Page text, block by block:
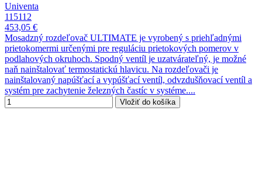
Univenta
115112
453,05 €
Mosadzný rozdeľovač ULTIMATE je vyrobený s priehľadnými
prietokomermi určenými pre reguláciu prietokových pomerov v
podlahových okruhoch. Spodný ventíl je uzatvárateľný, je možné
naň nainštalovať termostatickú hlavicu. Na rozdeľovači je
nainštalovaný napúšťací a vypúšťací ventíl, odvzdušňovací ventíl a
systém pre zachytenie železných častíc v systéme....
Vložiť do košíka